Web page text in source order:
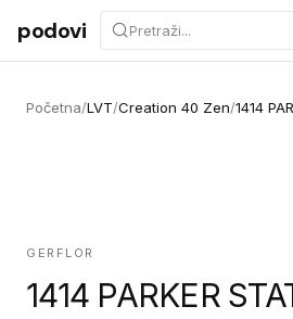
Preskoči na sadržaj
podovi
Početna/LVT/Creation 40 Zen/1414
GERFLOR
1414 PARKER